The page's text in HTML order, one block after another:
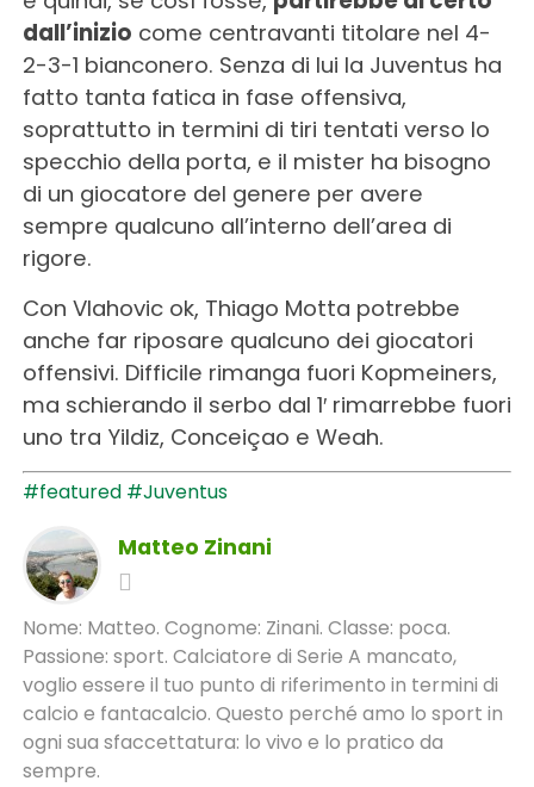
dall’inizio come centravanti titolare nel 4-
2-3-1 bianconero. Senza di lui la Juventus ha
fatto tanta fatica in fase offensiva,
soprattutto in termini di tiri tentati verso lo
specchio della porta, e il mister ha bisogno
di un giocatore del genere per avere
sempre qualcuno all’interno dell’area di
rigore.
Con Vlahovic ok, Thiago Motta potrebbe
anche far riposare qualcuno dei giocatori
offensivi. Difficile rimanga fuori Kopmeiners,
ma schierando il serbo dal 1′ rimarrebbe fuori
uno tra Yildiz, Conceiçao e Weah.
#featured #Juventus
Matteo Zinani
Nome: Matteo. Cognome: Zinani. Classe: poca.
Passione: sport. Calciatore di Serie A mancato,
voglio essere il tuo punto di riferimento in termini di
calcio e fantacalcio. Questo perché amo lo sport in
ogni sua sfaccettatura: lo vivo e lo pratico da
sempre.